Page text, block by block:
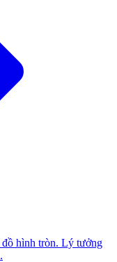
hình tròn. Lý tưởng